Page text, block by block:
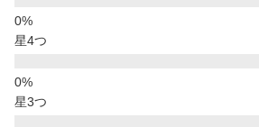
星4つ
星3つ